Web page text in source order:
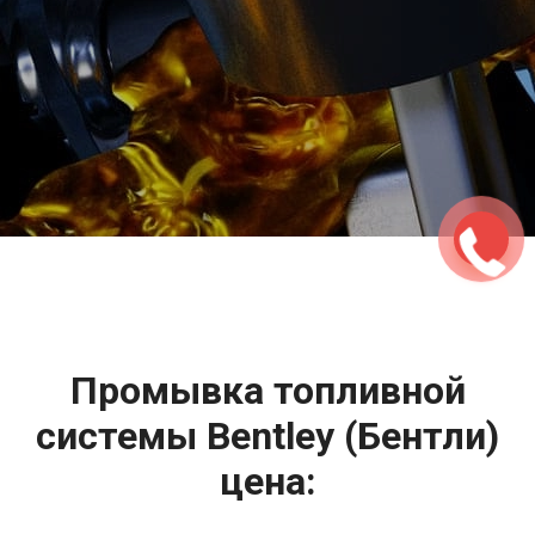
2500 руб Записаться
Промывка топливной
системы Bentley (Бентли)
цена: